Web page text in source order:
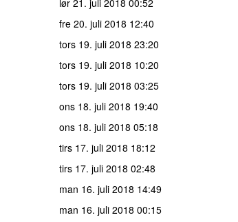
fre 20. juli 2018 12:40
tors 19. juli 2018 23:20
tors 19. juli 2018 10:20
tors 19. juli 2018 03:25
ons 18. juli 2018 19:40
ons 18. juli 2018 05:18
tirs 17. juli 2018 18:12
tirs 17. juli 2018 02:48
man 16. juli 2018 14:49
man 16. juli 2018 00:15